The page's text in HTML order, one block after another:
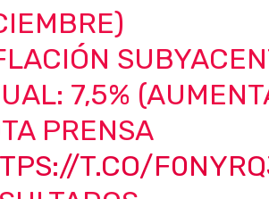
7,5%
PRENSA
T.CO/